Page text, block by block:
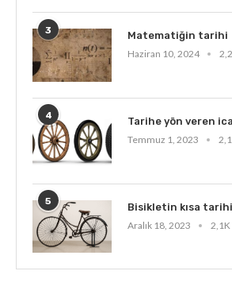
3
Matematiğin tarihi
Haziran 10, 2024
4
Tarihe yön veren
Temmuz 1, 2023
5
Bisikletin kısa tarihi
Aralık 18, 2023